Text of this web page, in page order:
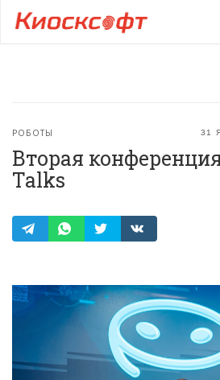
31
РОБОТЫ
Вторая
Talks